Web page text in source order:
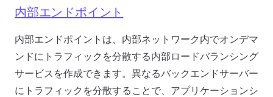
内部エンドポイント
内部エンドポイントは、内部ネットワーク内でオンデマ
ンドにトラフィックを分散する内部ロードバランシング
サービスを作成できます。異なるバックエンドサーバー
にトラフィックを分散することで、アプリケーションシ